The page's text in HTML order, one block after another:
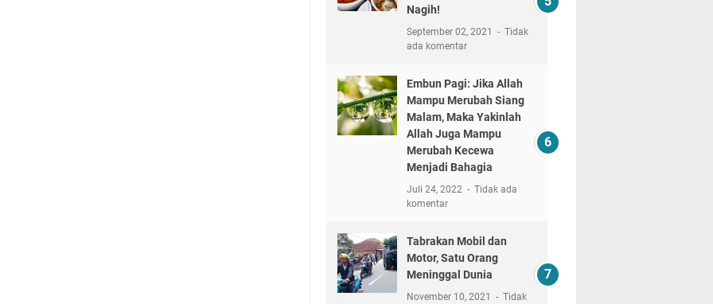
Nagih!
September 02, 2021
Tidak
ada komentar
Embun Pagi: Jika Allah
Mampu Merubah Siang
Malam, Maka Yakinlah
Allah Juga Mampu
Merubah Kecewa
Menjadi Bahagia
Juli 24, 2022
Tidak ada
komentar
Tabrakan Mobil dan
Motor, Satu Orang
Meninggal Dunia
November 10, 2021
Tidak